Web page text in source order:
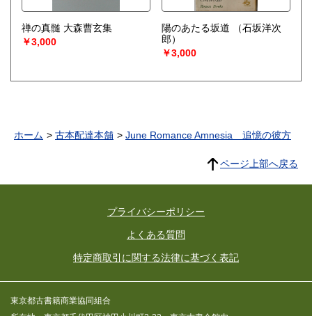
禅の真髄 大森曹玄集
￥3,000
陽のあたる坂道
（石坂洋次
郎）
￥3,000
ホーム 古本配達本舗 June Romance Amnesia 追憶の彼方
ページ上部へ戻る
プライバシーポリシー
よくある質問
特定商取引に関する法律に基づく表記
東京都古書籍商業協同組合